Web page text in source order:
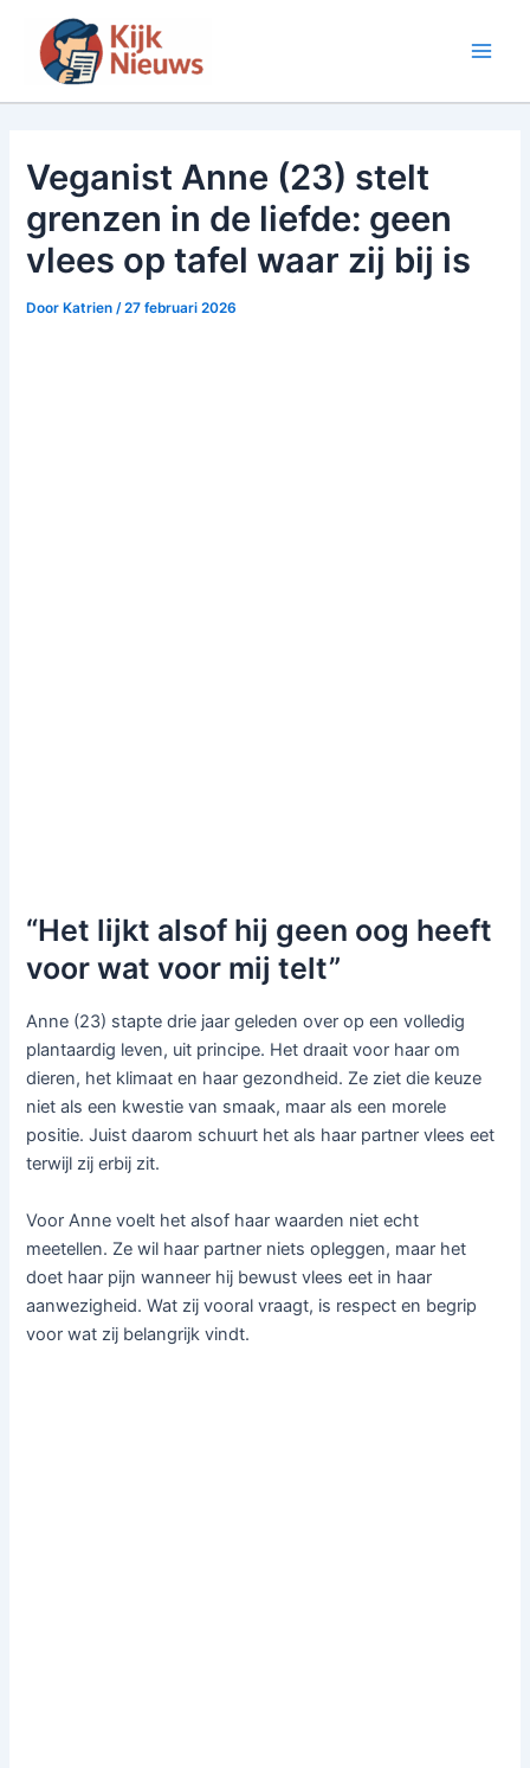
inhoud
Veganist Anne (23) stelt
grenzen in de liefde: geen
vlees op tafel waar zij bij is
Door Katrien/27 februari 2026
“Het lijkt alsof hij geen oog heeft
voor wat voor mij telt”
Anne (23) stapte drie jaar geleden over op een volledig
plantaardig leven, uit principe. Het draait voor haar om
dieren, het klimaat en haar gezondheid. Ze ziet die keuze
niet als een kwestie van smaak, maar als een morele
positie. Juist daarom schuurt het als haar partner vlees eet
terwijl zij erbij zit.
Voor Anne voelt het alsof haar waarden niet echt
meetellen. Ze wil haar partner niets opleggen, maar het
doet haar pijn wanneer hij bewust vlees eet in haar
aanwezigheid. Wat zij vooral vraagt, is respect en begrip
voor wat zij belangrijk vindt.